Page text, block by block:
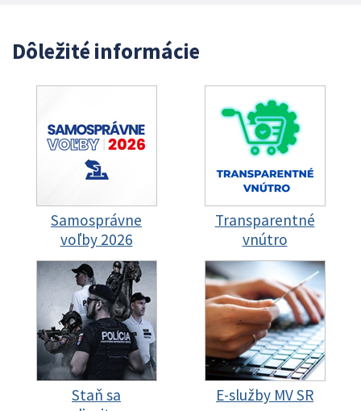
Dôležité informácie
Samosprávne
voľby 2026
Transparentné
vnútro
Staň sa
E-služby MV SR